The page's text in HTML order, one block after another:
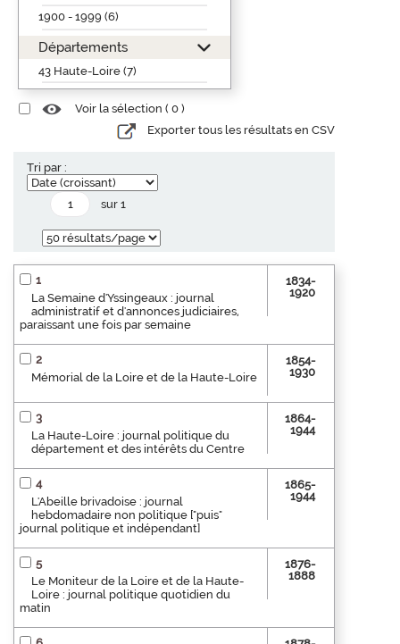
1900 - 1999 (6)
Départements
43 Haute-Loire (7)
Voir la sélection ( 0 )
Exporter tous les résultats en CSV
Tri par :
sur 1
1
La Semaine d'Yssingeaux : journal
administratif et d'annonces judiciaires,
paraissant une fois par semaine
1834-
1920
2
Mémorial de la Loire et de la Haute-Loire
1854-
1930
3
La Haute-Loire : journal politique du
département et des intérêts du Centre
1864-
1944
4
L'Abeille brivadoise : journal
hebdomadaire non politique ["puis"
journal politique et indépendant]
1865-
1944
5
Le Moniteur de la Loire et de la Haute-
Loire : journal politique quotidien du
matin
1876-
1888